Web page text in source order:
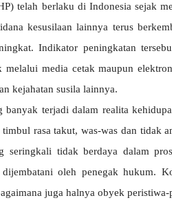
telah berlaku di Indonesia sejak
kesusilaan lainnya terus
Indikator peningkatan
media cetak maupun
kejahatan susila lainnya.
banyak terjadi dalam realita
rasa takut, was-was dan tidak
seringkali tidak berdaya dalam
oleh penegak hukum.
juga halnya obyek peristiwa-